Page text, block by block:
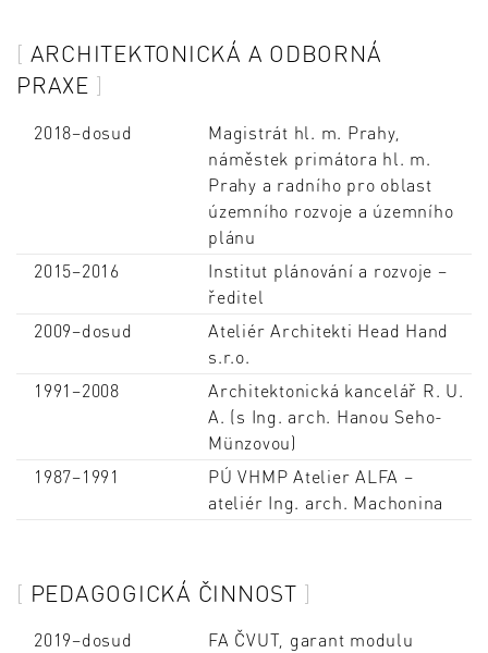
ARCHITEKTONICKÁ A ODBORNÁ
PRAXE
2018–dosud
Magistrát hl. m. Prahy,
náměstek primátora hl. m.
Prahy a radního pro oblast
územního rozvoje a územního
plánu
2015–2016
Institut plánování a rozvoje –
ředitel
2009–dosud
Ateliér Architekti Head Hand
s.r.o.
1991–2008
Architektonická kancelář R. U.
A. (s Ing. arch. Hanou Seho-
Münzovou)
1987–1991
PÚ VHMP Atelier ALFA –
ateliér Ing. arch. Machonina
PEDAGOGICKÁ ČINNOST
2019–dosud
FA ČVUT, garant modulu